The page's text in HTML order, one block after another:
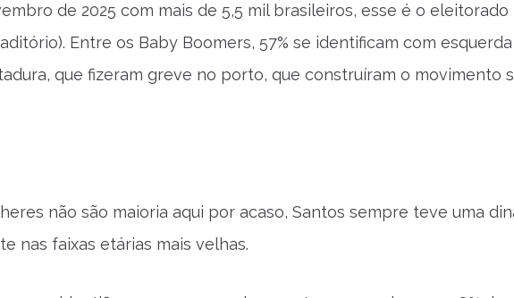
de 2025 com mais de 5,5 mil brasileiros, esse é o eleitorado
Entre os Baby Boomers, 57% se identificam com
que fizeram greve no porto, que construíram o movimento
não são maioria aqui por acaso, Santos sempre teve uma
nas faixas etárias mais velhas.